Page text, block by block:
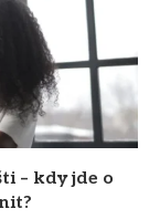
– kdy jde o